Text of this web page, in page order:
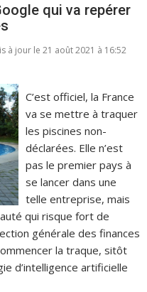
qui va repérer
à jour le 21 août 2021 à 16:52
C’est officiel, la France
va se mettre à traquer
les piscines non-
déclarées. Elle n’est
pas le premier pays à
se lancer dans une
telle entreprise, mais
qui risque fort de
générale des finances
la traque, sitôt
d’intelligence artificielle